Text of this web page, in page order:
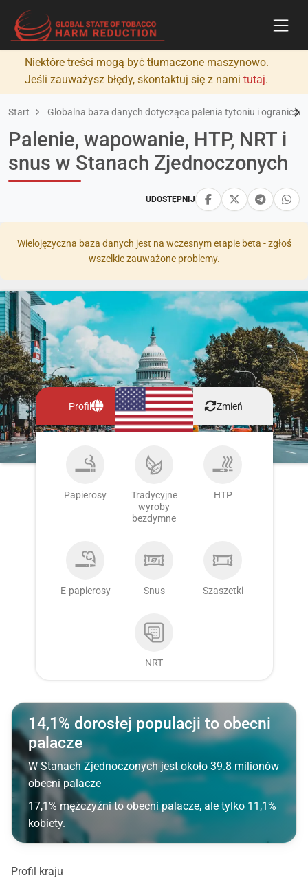
Niektóre treści mogą być tłumaczone maszynowo.
Jeśli zauważysz błędy, skontaktuj się z nami tutaj.
Start Globalna baza danych dotycząca palenia tytoniu i
UDOSTĘPNIJ
Palenie, wapowanie, HTP, NRT i
snus w Stanach Zjednoczonych
Wielojęzyczna baza danych jest na wczesnym etapie beta - zgłoś
wszelkie zauważone problemy.
Profil Zmień
Papierosy
Tradycyjne
wyroby
bezdymne
HTP
E-papierosy Snus Szaszetki
NRT
14,1% dorosłej populacji to obecni
palacze
W Stanach Zjednoczonych jest około 39.8 milionów
obecni palacze
17,1% mężczyźni to obecni palacze, ale tylko 11,1%
kobiety.
Profil kraju